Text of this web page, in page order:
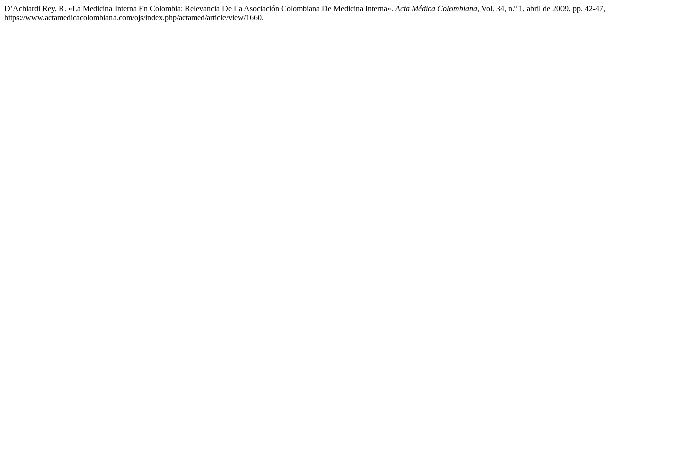
D’Achiardi Rey, R. «La Medicina Interna En Colombia: Relevancia De La Asociación Colombiana De Medicina Interna». Acta Médica Colombiana, Vol. 34, n.º 1, abril de 2009, pp. 42-47,
https://www.actamedicacolombiana.com/ojs/index.php/actamed/article/view/1660.